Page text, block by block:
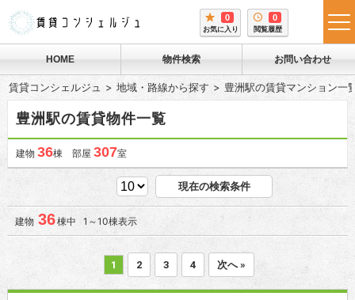
0
お気に入り
0
閲覧履歴
HOME 物件検索 お問い合わせ
賃貸コンシェルジュ 地域・路線から探す 豊洲駅の賃貸マンション一
豊洲駅の賃貸物件一覧
建物 36棟 部屋 307室
現在の検索条件
建物 36棟中 1～10棟表示
1 2 3 4 次へ »